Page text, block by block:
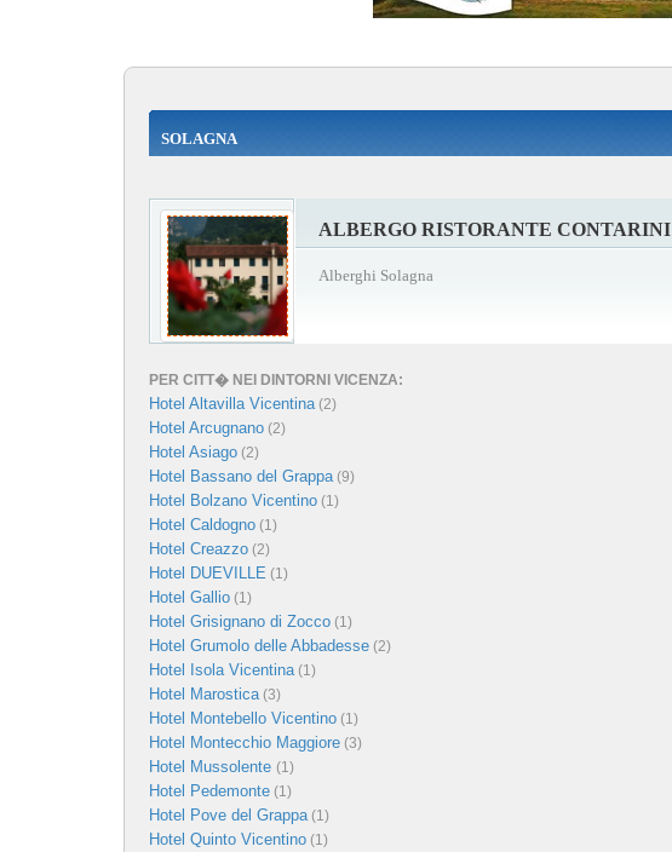
SOLAGNA
ALBERGO RISTORANTE CONTARINI
Alberghi Solagna
PER CITT� NEI DINTORNI VICENZA:
Hotel Altavilla Vicentina(2)
Hotel Arcugnano (2)
Hotel Asiago (2)
Hotel Bassano del Grappa(9)
Hotel Bolzano Vicentino (1)
Hotel Caldogno (1)
Hotel Creazzo (2)
Hotel DUEVILLE (1)
Hotel Gallio (1)
Hotel Grisignano di Zocco (1)
Hotel Grumolo delle Abbadesse (2)
Hotel Isola Vicentina(1)
Hotel Marostica(3)
Hotel Montebello Vicentino (1)
Hotel Montecchio Maggiore (3)
Hotel Mussolente (1)
Hotel Pedemonte (1)
Hotel Pove del Grappa(1)
Hotel Quinto Vicentino (1)